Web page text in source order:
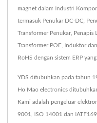
magnet dalam Industri
termasuk Penukar DC-DC,
Transformer Penukar, Penapis
Transformer POE, Induktor
RoHS dengan sistem ERP
YDS ditubuhkan pada tahun
Ho Mao electronics
Kami adalah pengeluar
9001, ISO 14001 dan